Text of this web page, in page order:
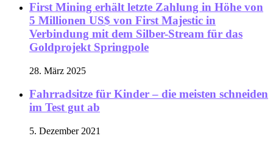
First Mining erhält letzte Zahlung in Höhe von
5 Millionen US$ von First Majestic in
Verbindung mit dem Silber-Stream für das
Goldprojekt Springpole
28. März 2025
Fahrradsitze für Kinder – die meisten schneiden
im Test gut ab
5. Dezember 2021